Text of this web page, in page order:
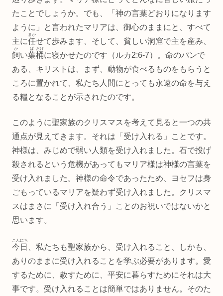
たことでしょうか。でも、「神の言葉どおりになります
ように」と言われたマリアは、御心のままにと、すべて
主に任
まか
せて歩みます、そして、貧しい洞窟で主を産み、
飼
か
い葉
ば
桶
おけ
に寝かせたのです（ルカ2:6‐7）。命のパンで
ある、キリストは、まず、動物が食べるものをもらうと
ころに置かれて、私たち人間にとっても永遠の命を与え
る糧となることが示されたのです。
このように聖家族のクリスマスを考えて見ると一つの共
通点が見えてきます。それは「受け入れる」ことです。
神様は、みじめで弱い人類を受け入れました。石で投げ
殺されるという危機があってもマリア様は神様の言葉を
受け入れました。神様の命令であったため、ヨセフは身
ごもっているマリアを疑わず受け入れました。クリスマ
スはまさに「受け入れ合う」ことのお祝いではないかと
思います。
今日
こんにち
、私たちも聖家族から、受け入れること、しかも、
ありのままに受け入れることを学ぶ必要があります。愛
するために、赦すために、平安に暮らすためにそれは大
事です。受け入れることは簡単ではありません。そのた